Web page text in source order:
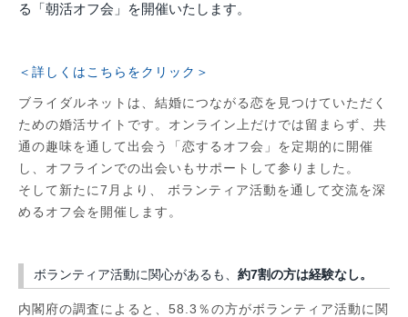
る「朝活オフ会」を開催いたします。
＜詳しくはこちらをクリック＞
ブライダルネットは、結婚につながる恋を見つけていただく
ための婚活サイトです。オンライン上だけでは留まらず、共
通の趣味を通して出会う「恋するオフ会」を定期的に開催
し、オフラインでの出会いもサポートして参りました。
そして新たに7月より、 ボランティア活動を通して交流を深
めるオフ会を開催します。
ボランティア活動に関心があるも、 約7割の方は経験なし。
内閣府の調査によると、58.3％の方がボランティア活動に関